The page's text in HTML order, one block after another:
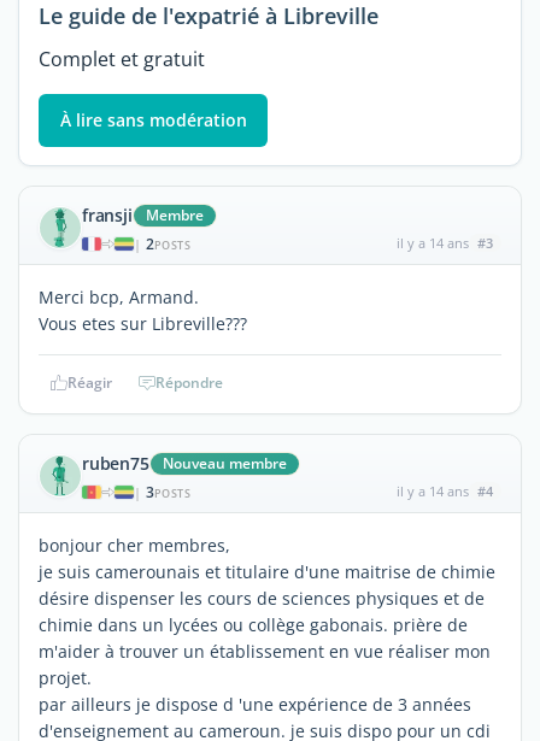
Le guide de l'expatrié à Libreville
Complet et gratuit
À lire sans modération
fransji Membre
| 2POSTS il y a 14 ans #3
Merci bcp, Armand.
Vous etes sur Libreville???
Réagir Répondre
ruben75 Nouveau membre
| 3POSTS il y a 14 ans #4
bonjour cher membres,
je suis camerounais et titulaire d'une maitrise de chimie
désire dispenser les cours de sciences physiques et de
chimie dans un lycées ou collège gabonais. prière de
m'aider à trouver un établissement en vue réaliser mon
projet.
par ailleurs je dispose d 'une expérience de 3 années
d'enseignement au cameroun. je suis dispo pour un cdi